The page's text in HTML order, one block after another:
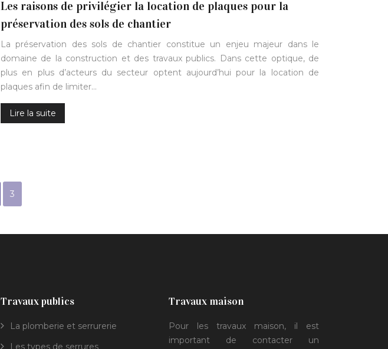
Les raisons de privilégier la location de plaques pour la
préservation des sols de chantier
La préservation des sols de chantier constitue un enjeu majeur dans le
domaine de la construction et des travaux publics. Dans cette optique, de
plus en plus d’acteurs du secteur optent aujourd’hui pour la location de
plaques afin de limiter…
Lire la suite
3
Travaux publics
La plomberie et serrurerie
Les types de serrures
Travaux maison
Pour les travaux maison, il est
important de contacter un